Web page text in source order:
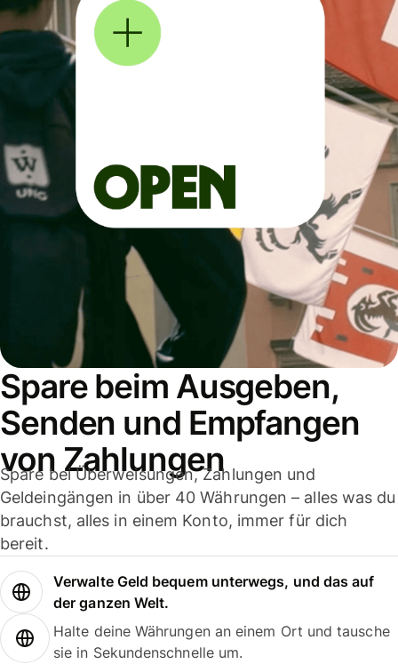
Spare beim Ausgeben,
Senden und Empfangen
von Zahlungen
Spare bei Überweisungen, Zahlungen und
Geldeingängen in über 40 Währungen – alles was du
brauchst, alles in einem Konto, immer für dich
bereit.
Verwalte Geld bequem unterwegs, und das auf
der ganzen Welt.
Halte deine Währungen an einem Ort und tausche
sie in Sekundenschnelle um.